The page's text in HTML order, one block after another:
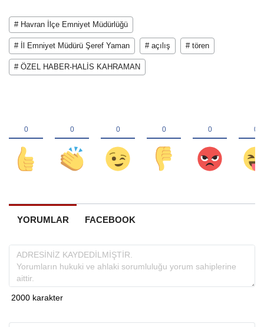
# Havran İlçe Emniyet Müdürlüğü
# İl Emniyet Müdürü Şeref Yaman # açılış # tören
# ÖZEL HABER-HALİS KAHRAMAN
YORUMLAR FACEBOOK